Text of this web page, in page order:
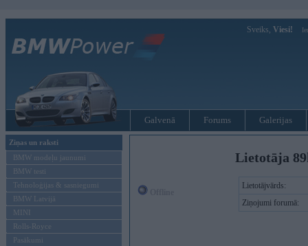
Sveiks, Viesi!
Galvenā Forums Galerijas
Ziņas un raksti
BMW modeļu jaunumi
BMW testi
Tehnoloģijas & sasniegumi
BMW Latvijā
MINI
Rolls-Royce
Pasākumi
Lietotāja
Lietotājvārds:
Ziņojumi forumā: